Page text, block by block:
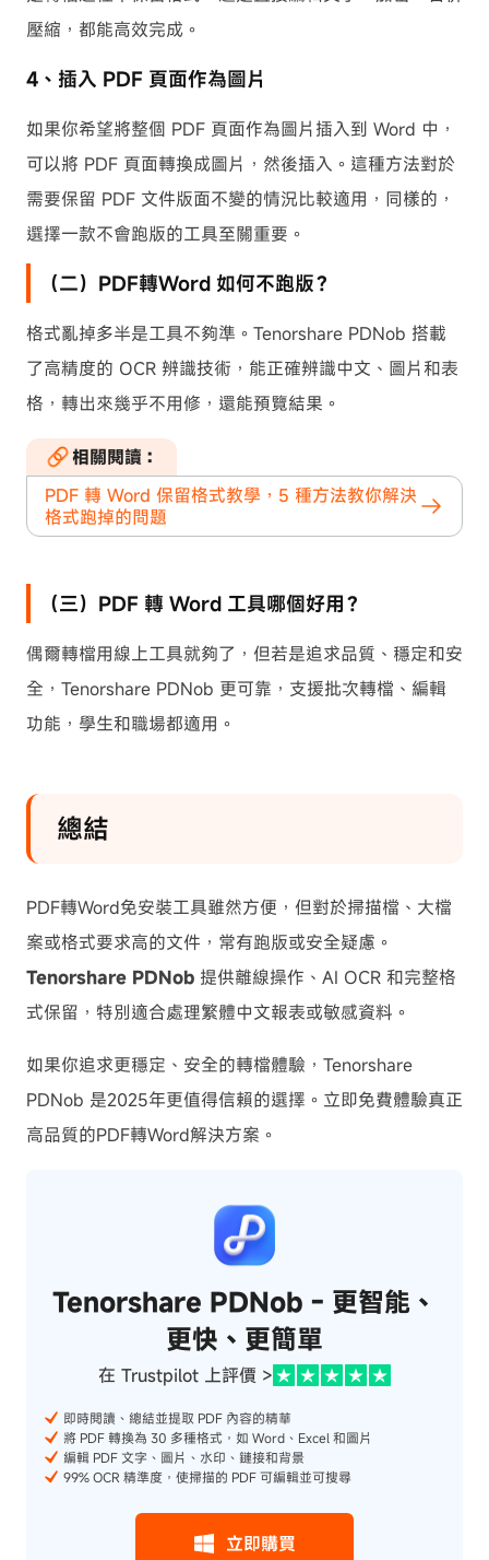
壓縮，都能高效完成。
4、插入 PDF 頁面作為圖片
如果你希望將整個 PDF 頁面作為圖片插入到 Word 中，
可以將 PDF 頁面轉換成圖片，然後插入。這種方法對於
需要保留 PDF 文件版面不變的情況比較適用，同樣的，
選擇一款不會跑版的工具至關重要。
（二）PDF轉Word 如何不跑版？
格式亂掉多半是工具不夠準。Tenorshare PDNob 搭載
了高精度的 OCR 辨識技術，能正確辨識中文、圖片和表
格，轉出來幾乎不用修，還能預覽結果。
相關閱讀：
PDF 轉 Word 保留格式教學，5 種方法教你解決
格式跑掉的問題
（三）PDF 轉 Word 工具哪個好用？
偶爾轉檔用線上工具就夠了，但若是追求品質、穩定和安
全，Tenorshare PDNob 更可靠，支援批次轉檔、編輯
功能，學生和職場都適用。
總結
PDF轉Word免安裝工具雖然方便，但對於掃描檔、大檔
案或格式要求高的文件，常有跑版或安全疑慮。
Tenorshare PDNob 提供離線操作、AI OCR 和完整格
式保留，特別適合處理繁體中文報表或敏感資料。
如果你追求更穩定、安全的轉檔體驗，Tenorshare
PDNob 是2025年更值得信賴的選擇。立即免費體驗真正
高品質的PDF轉Word解決方案。
Tenorshare PDNob - 更智能、
更快、更簡單
在 Trustpilot 上評價 >
即時閱讀、總結並提取 PDF 內容的精華
將 PDF 轉換為 30 多種格式，如 Word、Excel 和圖片
編輯 PDF 文字、圖片、水印、鏈接和背景
99% OCR 精準度，使掃描的 PDF 可編輯並可搜尋